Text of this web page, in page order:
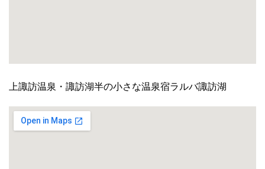
上諏訪温泉・諏訪湖半の小さな温泉宿ラルバ諏訪湖